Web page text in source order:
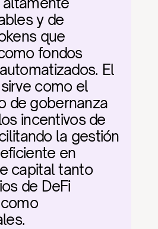
y de
que
fondos
El
como el
de gobernanza
incentivos de
la gestión
en
capital tanto
de DeFi